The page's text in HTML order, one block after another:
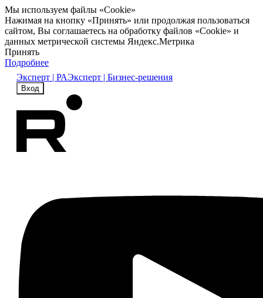
Мы используем файлы «Cookie»
Нажимая на кнопку «Принять» или продолжая пользоваться
сайтом, Вы соглашаетесь на обработку файлов «Cookie» и
данных метрической системы Яндекс.Метрика
Принять
Подробнее
Эксперт | РАЭксперт | Бизнес-решения
Вход